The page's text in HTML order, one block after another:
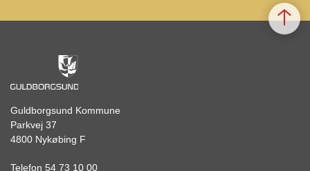
Guldborgsund Kommune
Parkvej 37
4800 Nykøbing F
Telefon 54 73 10 00